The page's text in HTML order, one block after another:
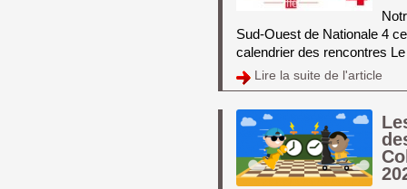
Sud-Ouest de Nationale 4
calendrier des rencontres
Lire la suite de l'article